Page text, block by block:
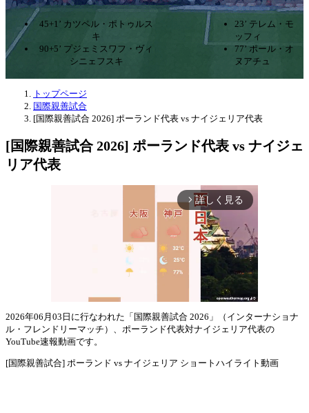
45+1’ カツペル・ポトゥルス
キ
90+5’ プジェミスワフ・ヴィ
シニェフスキ
23’ テレム・モ
ッフィ
77’ ポール・オ
ヌアチュ
トップページ
国際親善試合
[国際親善試合 2026] ポーランド代表 vs ナイジェリア代表
[国際親善試合 2026] ポーランド代表 vs ナイジェ
リア代表
arrow_forward_ios 詳しく見る
2026年06月03日に行なわれた「国際親善試合 2026」（インターナショナ
ル・フレンドリーマッチ）、ポーランド代表対ナイジェリア代表の
YouTube速報動画です。
[国際親善試合] ポーランド vs ナイジェリア ショートハイライト動画